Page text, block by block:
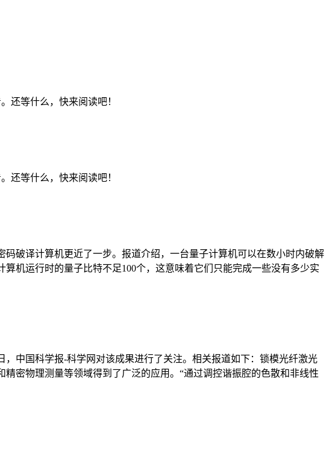
还等什么，快来阅读吧！
还等什么，快来阅读吧！
破译计算机更近了一步。报道介绍，一台量子计算机可以在数小时内破解
机运行时的量子比特不足100个，这意味着它们只能完成一些没有多少实
中国科学报-科学网对该成果进行了关注。相关报道如下：锁模光纤激光
密物理测量等领域得到了广泛的应用。“通过调控谐振腔的色散和非线性